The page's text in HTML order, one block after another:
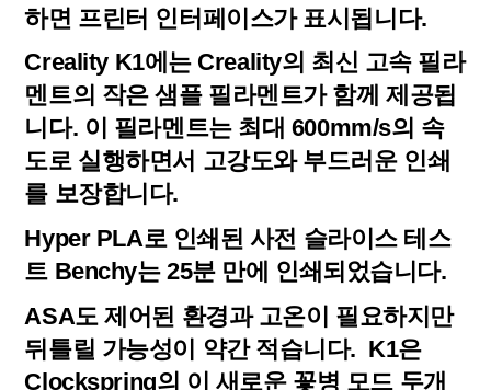
하면 프린터 인터페이스가 표시됩니다.
Creality K1에는 Creality의 최신 고속 필라
멘트의 작은 샘플 필라멘트가 함께 제공됩
니다. 이 필라멘트는 최대 600mm/s의 속
도로 실행하면서 고강도와 부드러운 인쇄
를 보장합니다.
Hyper PLA로 인쇄된 사전 슬라이스 테스
트 Benchy는 25분 만에 인쇄되었습니다.
ASA도 제어된 환경과 고온이 필요하지만
뒤틀릴 가능성이 약간 적습니다. K1은
Clockspring의 이 새로운 꽃병 모드 두개